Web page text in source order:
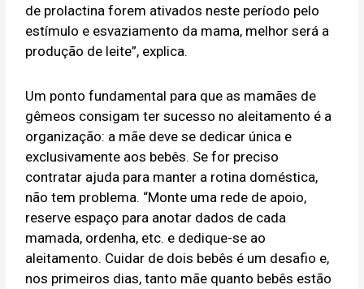
de prolactina forem ativados neste período pelo
estímulo e esvaziamento da mama, melhor será a
produção de leite”, explica.
Um ponto fundamental para que as mamães de
gêmeos consigam ter sucesso no aleitamento é a
organização: a mãe deve se dedicar única e
exclusivamente aos bebês. Se for preciso
contratar ajuda para manter a rotina doméstica,
não tem problema. “Monte uma rede de apoio,
reserve espaço para anotar dados de cada
mamada, ordenha, etc. e dedique-se ao
aleitamento. Cuidar de dois bebês é um desafio e,
nos primeiros dias, tanto mãe quanto bebês estão